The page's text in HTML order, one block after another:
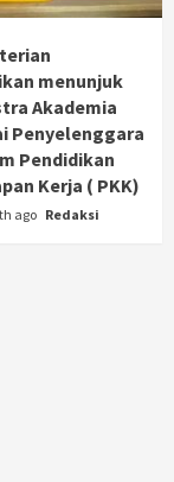
menunjuk
Akademia
Penyelenggara
Pendidikan
Kerja ( PKK)
ago Redaksi